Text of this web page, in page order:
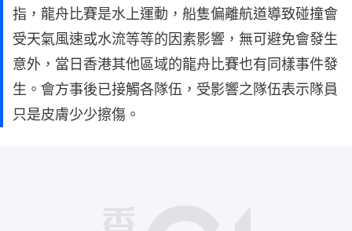
指，龍舟比賽是水上運動，船隻偏離航道導致碰撞會
受天氣風速或水流等等的因素影響，無可避免會發生
意外，當日香港其他區域的龍舟比賽也有同樣事件發
生。會方事後已接觸各隊伍，受影響之隊伍表示隊員
只是皮膚少少擦傷。